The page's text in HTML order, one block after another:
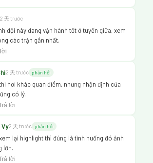
2 天 trước
đội này đang vận hành tốt ở tuyến giữa, xem
các trận gần nhất.
2 天 trước phản hồi
hơi khác quan điểm, nhưng nhận định của
có lý.
lời
2 天 trước phản hồi
lại highlight thì đúng là tình huống đó ảnh
lớn.
lời